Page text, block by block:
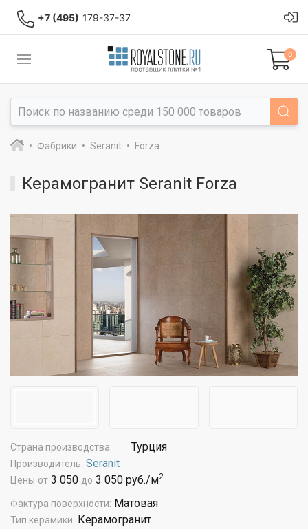
+7 (495) 179-37-37
0
Фабрики Seranit Forza
Керамогранит Seranit Forza
Страна производства: Турция
Производитель: Seranit
Цены от 3 050 до 3 050 руб./м2
Фактура поверхности: Матовая
Тип керамики: Керамогранит